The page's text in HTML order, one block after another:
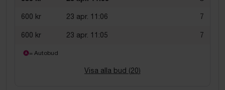
600 kr 23 apr. 11:06 7
600 kr 23 apr. 11:05 7
= Autobud
Visa alla bud (20)